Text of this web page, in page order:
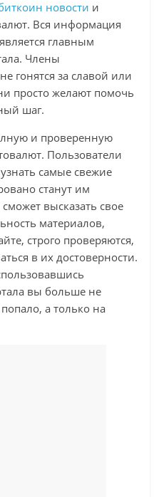
новости и
Вся информация
главным
Члены
гонятся за славой или
просто желают помочь
шаг.
и проверенную
Пользователи
самые свежие
станут им
высказать свое
материалов,
строго проверяются,
в их достоверности.
вы больше не
а только на